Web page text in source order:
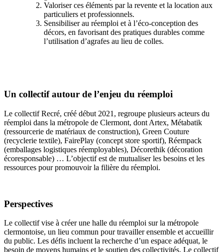
Valoriser ces éléments par la revente et la location aux
particuliers et professionnels.
Sensibiliser au réemploi et à l’éco-conception des
décors, en favorisant des pratiques durables comme
l’utilisation d’agrafes au lieu de colles.
Un collectif autour de l’enjeu du réemploi
Le collectif Recré, créé début 2021, regroupe plusieurs acteurs du
réemploi dans la métropole de Clermont, dont Artex, Métabatik
(ressourcerie de matériaux de construction), Green Couture
(recyclerie textile), FairePlay (concept store sportif), Réempack
(emballages logistiques réemployables), Décorethik (décoration
écoresponsable) … L’objectif est de mutualiser les besoins et les
ressources pour promouvoir la filière du réemploi.
Perspectives
Le collectif vise à créer une halle du réemploi sur la métropole
clermontoise, un lieu commun pour travailler ensemble et accueillir
du public. Les défis incluent la recherche d’un espace adéquat, le
besoin de moyens humains et le soutien des collectivités. Le collectif